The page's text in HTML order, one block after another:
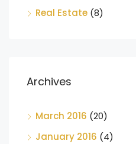
Real Estate (8)
Archives
March 2016 (20)
January 2016 (4)